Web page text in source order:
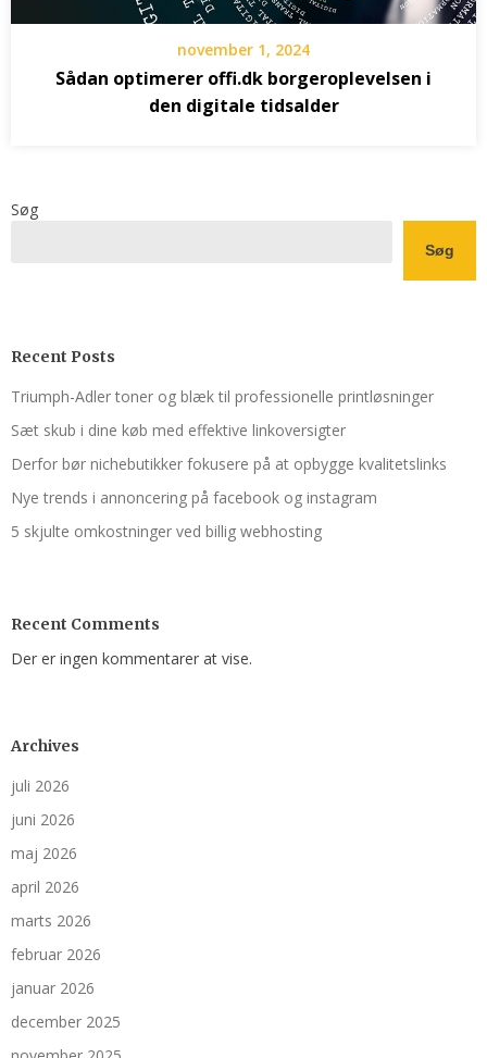
november 1, 2024
Sådan optimerer offi.dk borgeroplevelsen i
den digitale tidsalder
Søg
Søg
Recent Posts
Triumph-Adler toner og blæk til professionelle printløsninger
Sæt skub i dine køb med effektive linkoversigter
Derfor bør nichebutikker fokusere på at opbygge kvalitetslinks
Nye trends i annoncering på facebook og instagram
5 skjulte omkostninger ved billig webhosting
Recent Comments
Der er ingen kommentarer at vise.
Archives
juli 2026
juni 2026
maj 2026
april 2026
marts 2026
februar 2026
januar 2026
december 2025